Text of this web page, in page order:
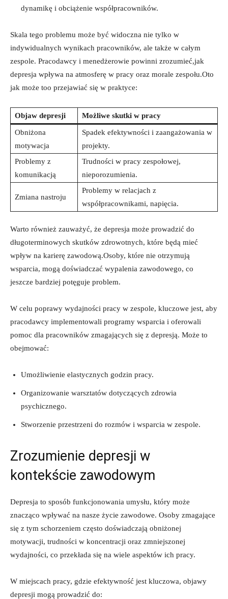
dynamikę ⁢i ‌obciążenie współpracowników.
Skala tego problemu może być ‌widoczna nie tylko w
indywidualnych wynikach pracowników,​ ale także w całym
zespole. Pracodawcy⁤ i​ menedżerowie powinni zrozumieć,jak
depresja wpływa ⁤na atmosferę w pracy oraz morale zespołu.Oto⁢
jak może too przejawiać się w ⁤praktyce:
Objaw depresji Możliwe skutki⁣ w pracy
Obniżona
motywacja
Spadek efektywności i⁤ zaangażowania w
projekty.
Problemy⁢ z
komunikacją
Trudności w pracy⁣ zespołowej,
nieporozumienia.
Zmiana nastroju
Problemy w relacjach z
współpracownikami, ⁣napięcia.
Warto również zauważyć, że depresja ⁣może‌ prowadzić ⁢do⁢
długoterminowych skutków zdrowotnych, które będą mieć
wpływ​ na karierę zawodową.Osoby, które nie⁣ otrzymują⁣
wsparcia, mogą doświadczać wypalenia zawodowego, co
jeszcze‌ bardziej potęguje problem.
W⁤ celu poprawy wydajności pracy ‌w zespole, kluczowe jest, aby
pracodawcy implementowali programy wsparcia‍ i⁣ oferowali ​
pomoc dla pracowników zmagających się ‌z depresją. Może to
obejmować:
Umożliwienie elastycznych ‍godzin pracy.
Organizowanie warsztatów dotyczących zdrowia
psychicznego.
Stworzenie przestrzeni ⁤do​ rozmów i wsparcia​ w zespole.
Zrozumienie depresji w⁤
kontekście⁢ zawodowym
Depresja to sposób​ funkcjonowania umysłu, który może
znacząco wpływać ‌na nasze życie zawodowe. Osoby zmagające
się z tym schorzeniem⁤ często doświadczają obniżonej
motywacji, trudności ⁣w koncentracji oraz zmniejszonej
wydajności, co przekłada się na⁢ wiele aspektów⁤ ich pracy.
W⁢ miejscach pracy, ⁣gdzie⁤ efektywność ⁣jest ⁣kluczowa, objawy‍
depresji mogą prowadzić do: